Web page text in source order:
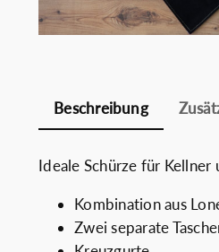
Beschreibung
Ideale Schürze für Kellner
Kombination aus
Zwei separate